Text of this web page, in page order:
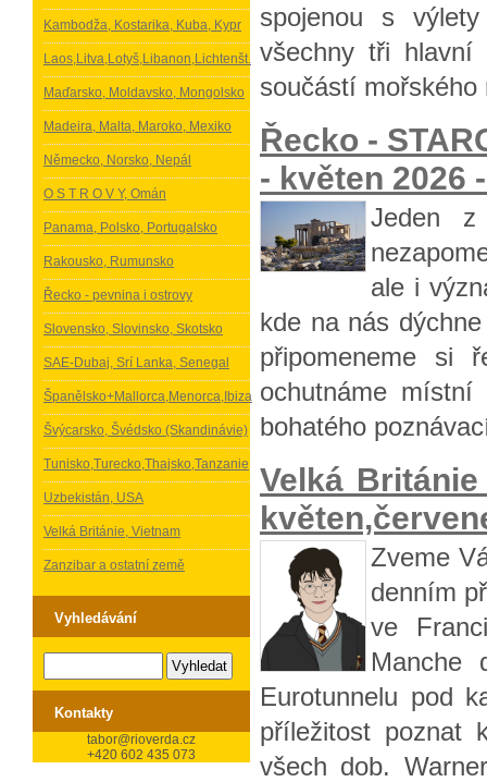
Kambodža, Kostarika, Kuba, Kypr
Laos,Litva,Lotyš,Libanon,Lichtenšt.
Maďarsko, Moldavsko, Mongolsko
Madeira, Malta, Maroko, Mexiko
Německo, Norsko, Nepál
O S T R O V Y, Omán
Panama, Polsko, Portugalsko
Rakousko, Rumunsko
Řecko - pevnina i ostrovy
Slovensko, Slovinsko, Skotsko
SAE-Dubaj, Srí Lanka, Senegal
Španělsko+Mallorca,Menorca,Ibiza
Švýcarsko, Švédsko (Skandinávie)
Tunisko,Turecko,Thajsko,Tanzanie
Uzbekistán, USA
Velká Británie, Vietnam
Zanzibar a ostatní země
Vyhledávání
Kontakty
tabor@rioverda.cz
+420 602 435 073
spojenou s
všechny tři hlavní
součástí
Řecko -
- květen 2026
Jeden z
ale i
kde na nás
připomeneme si
ochutnáme
bohatého
Velká
Zveme
denním
ve
Manche
Eurotunnelu pod
příležitost poznat
všech dob.